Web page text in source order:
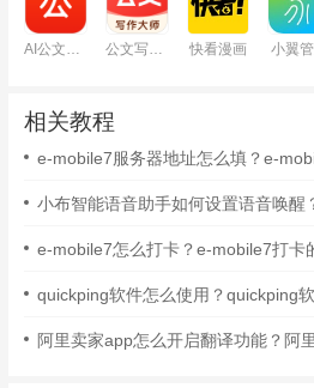
AI公文写作 公文写作大师 快看漫画 小翼
相关教程
e-mobile7服务器地址怎么填？e-
e-mobile7怎么打卡？e-mobile7打卡
quickping软件怎么使用？quickping